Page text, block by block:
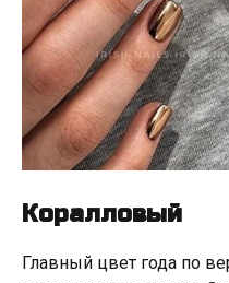
Коралловый
Главный цвет года по